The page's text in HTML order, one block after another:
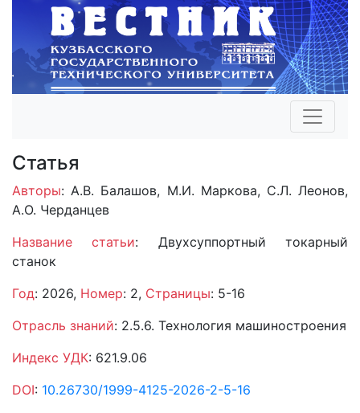
Статья
Авторы: А.В. Балашов, М.И. Маркова, С.Л. Леонов,
А.О. Черданцев
Название статьи: Двухсуппортный токарный
станок
Год: 2026, Номер: 2, Страницы: 5-16
Отрасль знаний: 2.5.6. Технология машиностроения
Индекс УДК: 621.9.06
DOI: 10.26730/1999-4125-2026-2-5-16